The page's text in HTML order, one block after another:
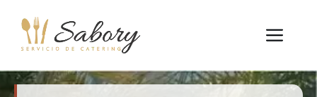
contenido